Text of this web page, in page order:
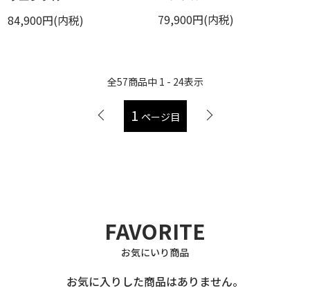
84,900円(内税)
79,900円(内税)
全57商品中 1 - 24表示
1 ページ目
FAVORITE
お気にいり商品
お気に入りした商品はありません。